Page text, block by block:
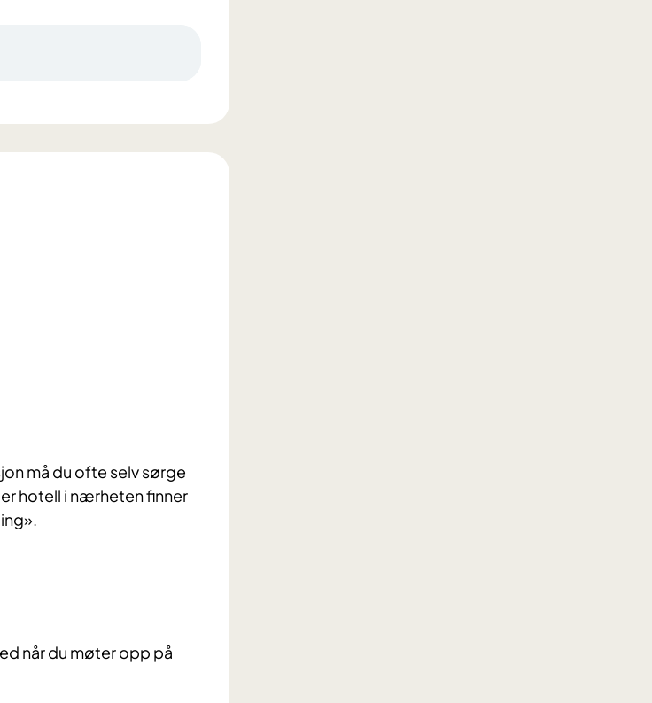
må du ofte selv sørge
hotell i nærheten finner
når du møter opp på